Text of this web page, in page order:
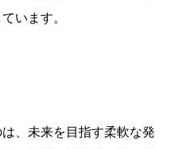
います。
、未来を目指す柔軟な発